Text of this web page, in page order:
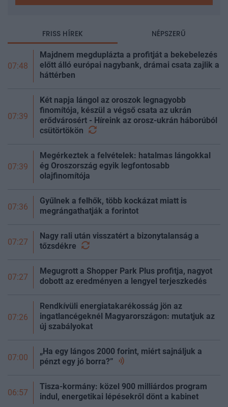
FRISS HÍREK NÉPSZERŰ
07:48
Majdnem megduplázta a profitját a bekebelezés
előtt álló európai nagybank, drámai csata zajlik a
háttérben
07:39
Két napja lángol az oroszok legnagyobb
finomítója, készül a végső csata az ukrán
erődvárosért - Híreink az orosz-ukrán háborúból
csütörtökön
07:39
Megérkeztek a felvételek: hatalmas lángokkal
ég Oroszország egyik legfontosabb
olajfinomítója
07:36
Gyűlnek a felhők, több kockázat miatt is
megrángathatják a forintot
07:27
Nagy rali után visszatért a bizonytalanság a
tőzsdékre
07:27
Megugrott a Shopper Park Plus profitja, nagyot
dobott az eredményen a lengyel terjeszkedés
07:26
Rendkívüli energiatakarékosság jön az
ingatlancégeknél Magyarországon: mutatjuk az
új szabályokat
07:00
„Ha egy lángos 2000 forint, miért sajnáljuk a
pénzt egy jó borra?”
06:57
Tisza-kormány: közel 900 milliárdos program
indul, energetikai lépésekről dönt a kabinet